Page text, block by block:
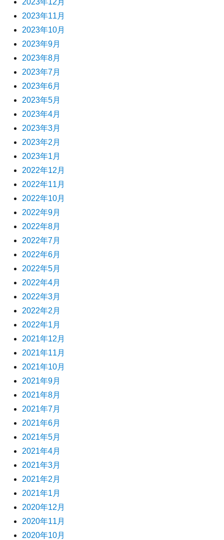
2023年12月
2023年11月
2023年10月
2023年9月
2023年8月
2023年7月
2023年6月
2023年5月
2023年4月
2023年3月
2023年2月
2023年1月
2022年12月
2022年11月
2022年10月
2022年9月
2022年8月
2022年7月
2022年6月
2022年5月
2022年4月
2022年3月
2022年2月
2022年1月
2021年12月
2021年11月
2021年10月
2021年9月
2021年8月
2021年7月
2021年6月
2021年5月
2021年4月
2021年3月
2021年2月
2021年1月
2020年12月
2020年11月
2020年10月